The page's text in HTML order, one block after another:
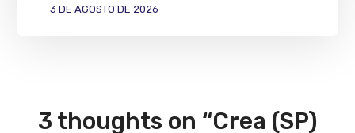
3 DE AGOSTO DE 2026
3 thoughts on “Crea (SP)